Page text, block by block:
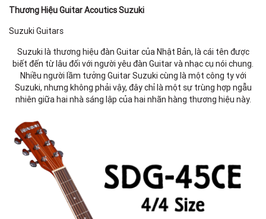
Thương Hiệu Guitar Acoutics Suzuki
Suzuki Guitars
Suzuki là thương hiệu đàn Guitar của Nhật Bản, là cái tên được
biết đến từ lâu đối với người yêu đàn Guitar và nhạc cụ nói chung.
Nhiều người lầm tưởng Guitar Suzuki cùng là một công ty với
Suzuki, nhưng không phải vậy, đây chỉ là một sự trùng hợp ngẫu
nhiên giữa hai nhà sáng lập của hai nhãn hàng thương hiệu này.